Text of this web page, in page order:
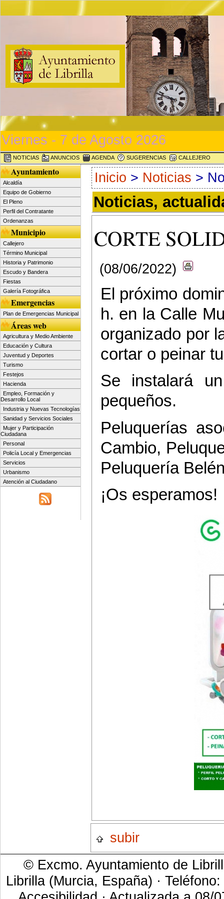
Viernes - 7 de Agosto 2026
NOTICIAS ANUNCIOS AGENDA SUGERENCIAS CALLEJERO
Ayuntamiento
Alcaldía
Equipo de Gobierno
El Pleno
Perfil del Contratante
Ordenanzas
Municipio
Callejero
Término Municipal
Historia y Patrimonio
Escudo y Bandera
Fiestas
Galería Fotográfica
Emergencias
Plan de Emergencias Municipal
Áreas web
Agricultura y Medio Ambiente
Educación y Cultura
Juventud y Deportes
Turismo
Festejos
Hacienda
Empleo, Formación y
Desarrollo Local
Industria y Nuevas Tecnologías
Sanidad y Servicios Sociales
Mujer y Participación
Ciudadana
Personal
Policía Local y Emergencias
Servicios
Urbanismo
Atención al Ciudadano
Inicio > Noticias >
Noticias,
CORTE
(08/06/2022)
El próximo
h. en la Calle
organizado por
cortar o peinar
Se instalará
pequeños.
Peluquerías
Cambio,
Peluquería
¡Os esperamos!
subir
© Excmo. Ayuntamiento de
Librilla (Murcia, España) ·